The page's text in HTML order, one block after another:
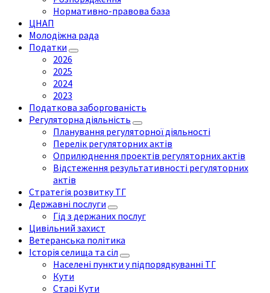
Нормативно-правова база
ЦНАП
Молодіжна рада
Податки
2026
2025
2024
2023
Податкова заборгованість
Регуляторна діяльність
Планування регуляторної діяльності
Перелік регуляторних актів
Оприлюднення проектів регуляторних актів
Відстеження результативності регуляторних
актів
Стратегія розвитку ТГ
Державні послуги
Гід з держаних послуг
Цивільний захист
Ветеранська політика
Історія селища та сіл
Населені пункти у підпорядкуванні ТГ
Кути
Старі Кути